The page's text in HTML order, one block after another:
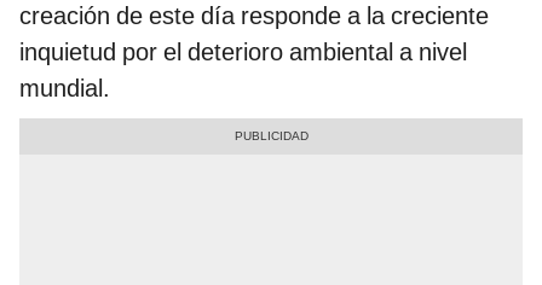
creación de este día responde a la creciente
inquietud por el deterioro ambiental a nivel
mundial.